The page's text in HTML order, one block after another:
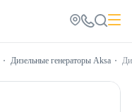
Дизельные генераторы Aksa